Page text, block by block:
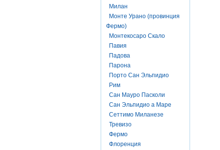
Милан
Монте Урано (провинция
Фермо)
Монтекосаро Скало
Павия
Падова
Парона
Порто Сан Эльпидио
Рим
Сан Мауро Пасколи
Сан Эльпидио а Маре
Сеттимо Миланезе
Тревизо
Фермо
Флоренция